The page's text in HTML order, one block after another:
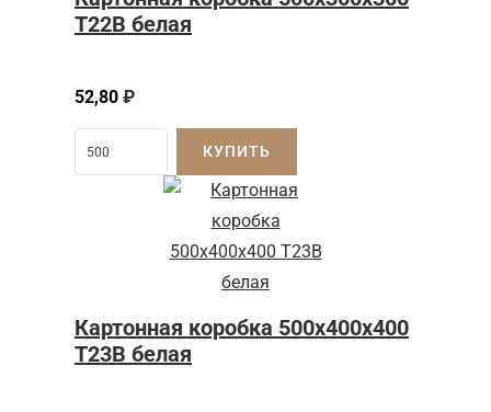
Т22B белая
52,80 ₽
КУПИТЬ
Картонная коробка 500x400x400
Т23B белая